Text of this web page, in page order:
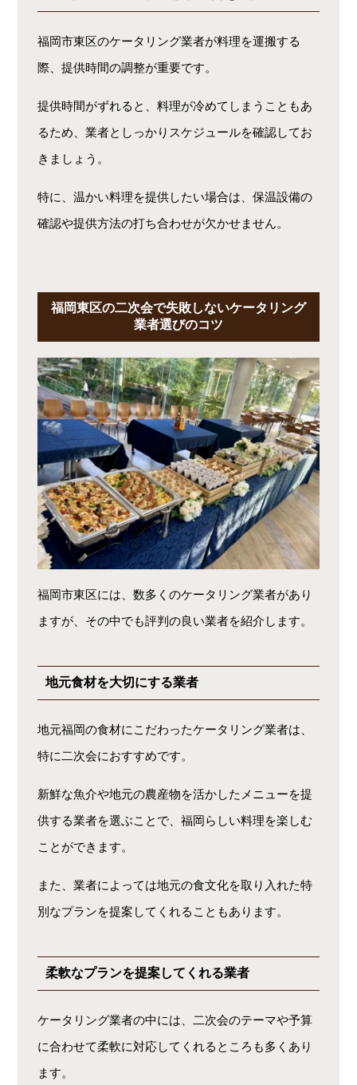
福岡市東区のケータリング業者が料理を運搬する
際、提供時間の調整が重要です。
提供時間がずれると、料理が冷めてしまうこともあ
るため、業者としっかりスケジュールを確認してお
きましょう。
特に、温かい料理を提供したい場合は、保温設備の
確認や提供方法の打ち合わせが欠かせません。
福岡東区の二次会で失敗しないケータリング
業者選びのコツ
福岡市東区には、数多くのケータリング業者があり
ますが、その中でも評判の良い業者を紹介します。
地元食材を大切にする業者
地元福岡の食材にこだわったケータリング業者は、
特に二次会におすすめです。
新鮮な魚介や地元の農産物を活かしたメニューを提
供する業者を選ぶことで、福岡らしい料理を楽しむ
ことができます。
また、業者によっては地元の食文化を取り入れた特
別なプランを提案してくれることもあります。
柔軟なプランを提案してくれる業者
ケータリング業者の中には、二次会のテーマや予算
に合わせて柔軟に対応してくれるところも多くあり
ます。